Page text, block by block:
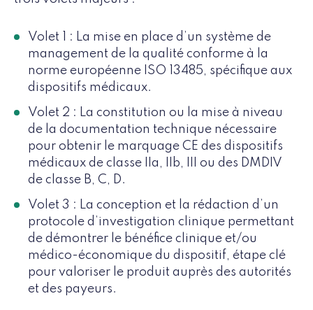
Volet 1 : La mise en place d’un système de
management de la qualité conforme à la
norme européenne ISO 13485, spécifique aux
dispositifs médicaux.
Volet 2 : La constitution ou la mise à niveau
de la documentation technique nécessaire
pour obtenir le marquage CE des dispositifs
médicaux de classe IIa, IIb, III ou des DMDIV
de classe B, C, D.
Volet 3 : La conception et la rédaction d’un
protocole d’investigation clinique permettant
de démontrer le bénéfice clinique et/ou
médico-économique du dispositif, étape clé
pour valoriser le produit auprès des autorités
et des payeurs.